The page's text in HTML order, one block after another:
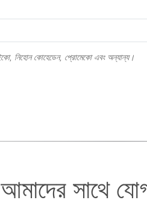
নিহোন কোহেডেন, প্রোমেকো এবং অন্যান্য।
আমাদের সাথে